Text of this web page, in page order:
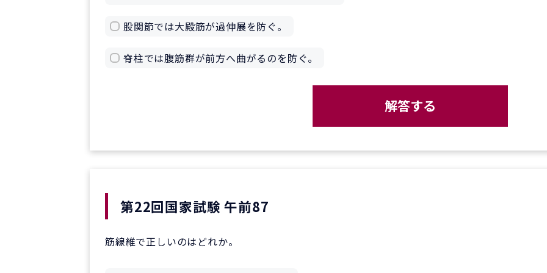
股関節では大殿筋が過伸展を防ぐ。
脊柱では腹筋群が前方へ曲がるのを防ぐ。
解答する
第22回国家試験 午前87
筋線維で正しいのはどれか。